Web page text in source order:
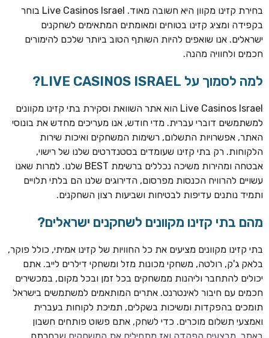
חבילת קבלת פנים: בונוס 100% עד 300€ + 100 ספיני בונוס על
ההפקדה הראשונה
CASOO
בונוס מתגלגל עד 2,000 ₪ + 200 ספינים חינם לשחקנים
חדשים
ROYSPINS
חינם על ההפקדות הראשונות
בחירת קזינו מקוון היא חשובה מאוד. Live Casinos Israel בוחר
בקפידה ומציג קזינו בטוחים ומאומתים המתאימים לשחקנים
ישראלים. אנו שואפים להיות השותף הטוב ביותר שלכם להימורים
חכמים ולחוויה מהנה.
למה לסמוך על LIVE CASINOS ISRAEL?
Live Casinos Israel הוא אתר השוואת וסקירת בתי קזינו מקוונים
למשתמשים דוברי עברית. מדי חודש, אנו מעריכים מחדש את בונוסי
האתר, אפשרויות התשלום, רשימות המשחקים ואיכות שירות
הלקוחות. רק בתי קזינו שעומדים בסטנדרטים שלנו של רישוי,
אבטחה ומהירות משיכה נכללים ברשימת BEST שלנו. למרות שאנו
עשויים להרוויח הכנסות מפרסום, הדירוגים שלנו הם בלתי תלויים
ותמיד נותנים עדיפות לבטיחות ושביעות רצון השחקנים.
מהם בתי קזינו מקוונים לשחקנים ישראלים?
בתי קזינו מקוונים מציעים את כל החוויות של קזינו אמיתי, כולל פוקר,
בלאק ג'ק, רולטה, משחקי מכונות מזל ומשחקי דילרים לייב. אתם
יכולים להתחבר וליהנות ממשחקים בכל זמן ובכל מקום, במכשירים
חכמים עם חיבור לאינטרנט. אתרים המותאמים למשתמשים בישראל
תומכים בהפקדות ומשיכות בשקלים, תמיכת לקוחות בעברית
ואמצעי תשלום מוכרים. כדי לשחק, אתם פשוט פותחים חשבון